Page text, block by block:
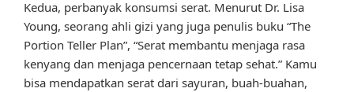
Kedua, perbanyak konsumsi serat. Menurut Dr. Lisa
Young, seorang ahli gizi yang juga penulis buku “The
Portion Teller Plan”, “Serat membantu menjaga rasa
kenyang dan menjaga pencernaan tetap sehat.” Kamu
bisa mendapatkan serat dari sayuran, buah-buahan,